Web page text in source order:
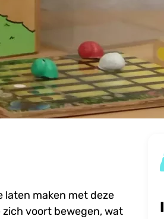
laten maken met deze
zich voort bewegen, wat